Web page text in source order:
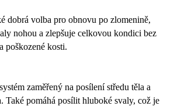
dobrá volba pro obnovu po zlomenině,
nohou a zlepšuje celkovou kondici bez
poškozené kosti.
zaměřený na posílení středu těla a
Také pomáhá posílit hluboké svaly, což je